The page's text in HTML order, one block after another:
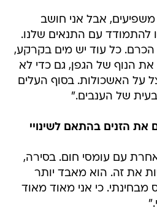
משפיעים, אבל אני חושב
להתמודד עם התנאים שלנו.
הכרם. כל עוד יש מים בקרקע,
את הנוף של הגפן, גם כדי לא
על האשכולות. בסוף העלים
של הענבים."
הזנים בהתאם לשינויי
עם עומסי חום. בסירה,
את זה. הוא מאבד יותר
מבחינתי. כי אני מאוד מאוד